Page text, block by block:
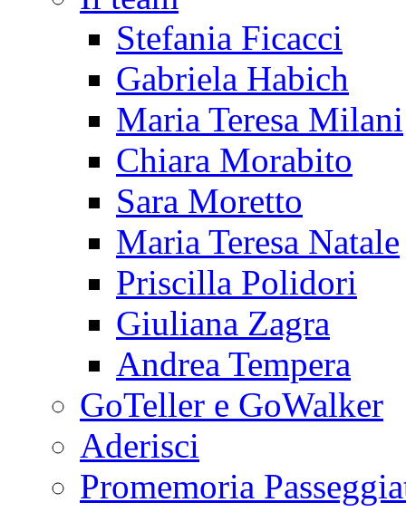
Stefania Ficacci
Gabriela Habich
Maria Teresa Milani
Chiara Morabito
Sara Moretto
Maria Teresa Natale
Priscilla Polidori
Giuliana Zagra
Andrea Tempera
GoTeller e GoWalker
Aderisci
Promemoria